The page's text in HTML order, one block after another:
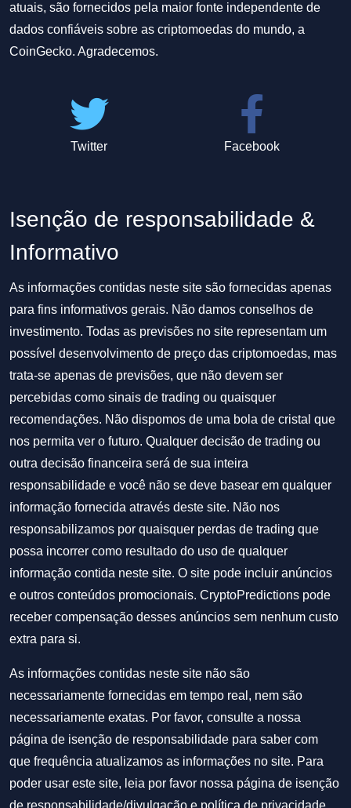
atuais, são fornecidos pela maior fonte independente de
dados confiáveis sobre as criptomoedas do mundo, a
CoinGecko. Agradecemos.
Twitter Facebook
Isenção de responsabilidade &
Informativo
As informações contidas neste site são fornecidas apenas
para fins informativos gerais. Não damos conselhos de
investimento. Todas as previsões no site representam um
possível desenvolvimento de preço das criptomoedas, mas
trata-se apenas de previsões, que não devem ser
percebidas como sinais de trading ou quaisquer
recomendações. Não dispomos de uma bola de cristal que
nos permita ver o futuro. Qualquer decisão de trading ou
outra decisão financeira será de sua inteira
responsabilidade e você não se deve basear em qualquer
informação fornecida através deste site. Não nos
responsabilizamos por quaisquer perdas de trading que
possa incorrer como resultado do uso de qualquer
informação contida neste site. O site pode incluir anúncios
e outros conteúdos promocionais. CryptoPredictions pode
receber compensação desses anúncios sem nenhum custo
extra para si.
As informações contidas neste site não são
necessariamente fornecidas em tempo real, nem são
necessariamente exatas. Por favor, consulte a nossa
página de isenção de responsabilidade para saber com
que frequência atualizamos as informações no site. Para
poder usar este site, leia por favor nossa página de isenção
de responsabilidade/divulgação e política de privacidade